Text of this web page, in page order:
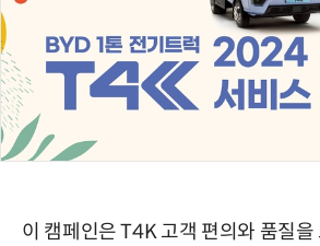
이 캠페인은 T4K 고객 편의와 품질을